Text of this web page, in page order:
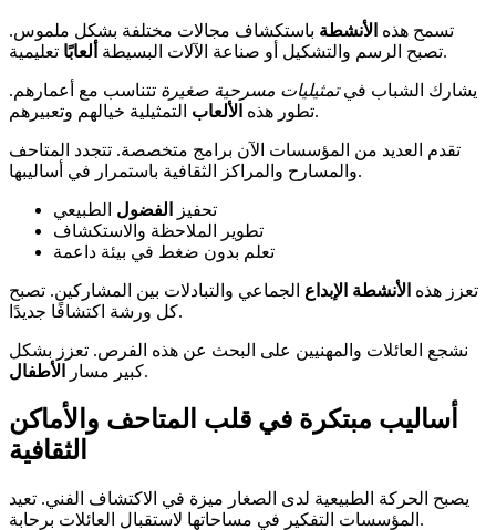
تسمح هذه الأنشطة باستكشاف مجالات مختلفة بشكل ملموس.
تصبح الرسم والتشكيل أو صناعة الآلات البسيطة ألعابًا تعليمية.
يشارك الشباب فيتمثيليات مسرحية صغيرة تتناسب مع أعمارهم.
تطور هذه الألعاب التمثيلية خيالهم وتعبيرهم.
تقدم العديد من المؤسسات الآن برامج متخصصة. تتجدد المتاحف
والمسارح والمراكز الثقافية باستمرار في أساليبها.
تحفيز الفضول الطبيعي
تطوير الملاحظة والاستكشاف
تعلم بدون ضغط في بيئة داعمة
تعزز هذه الأنشطة الإبداع الجماعي والتبادلات بين المشاركين. تصبح
كل ورشة اكتشافًا جديدًا.
نشجع العائلات والمهنيين على البحث عن هذه الفرص. تعزز بشكل
كبير مسار
الأطفال .
أساليب مبتكرة في قلب المتاحف والأماكن
الثقافية
يصبح الحركة الطبيعية لدى الصغار ميزة في الاكتشاف الفني. تعيد
المؤسسات التفكير في مساحاتها لاستقبال العائلات برحابة.